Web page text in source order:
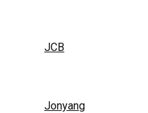
JCB
Jonyang